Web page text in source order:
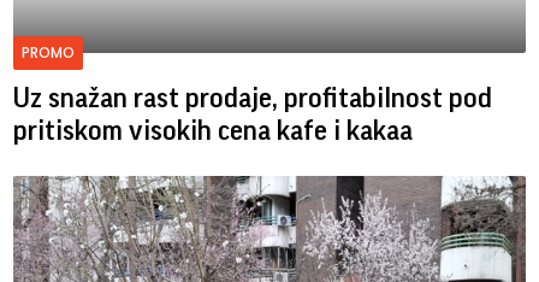
PROMO
Uz snažan rast prodaje, profitabilnost pod
pritiskom visokih cena kafe i kakaa